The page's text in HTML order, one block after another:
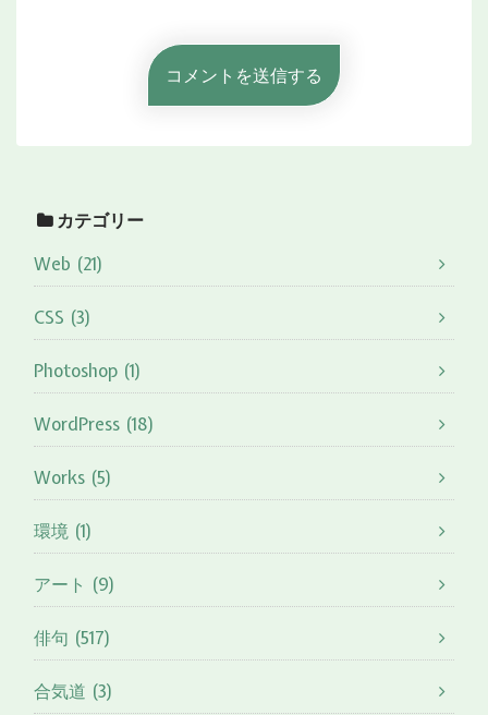
カテゴリー
Web (21)
CSS (3)
Photoshop (1)
WordPress (18)
Works (5)
環境 (1)
アート (9)
俳句 (517)
合気道 (3)